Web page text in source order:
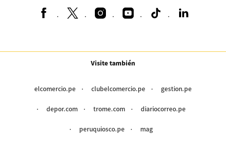
Visite también
elcomercio.pe clubelcomercio.pe gestion.pe
depor.com trome.com diariocorreo.pe
peruquiosco.pe mag